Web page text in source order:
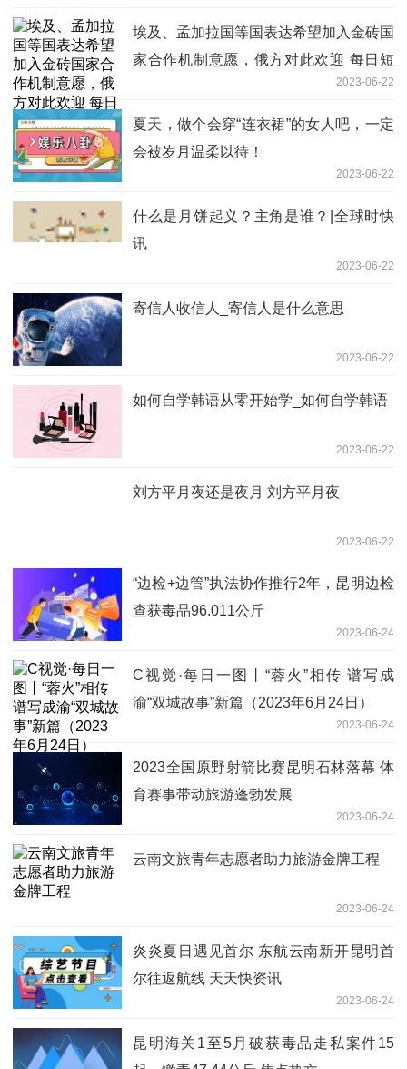
埃及、孟加拉国等国表达希望加入金砖国
家合作机制意愿，俄方对此欢迎 每日短
2023-06-22
夏天，做个会穿“连衣裙”的女人吧，一定
会被岁月温柔以待！
2023-06-22
什么是月饼起义？主角是谁？|全球时快
讯
2023-06-22
寄信人收信人_寄信人是什么意思
2023-06-22
如何自学韩语从零开始学_如何自学韩语
2023-06-22
刘方平月夜还是夜月 刘方平月夜
2023-06-22
“边检+边管”执法协作推行2年，昆明边检
查获毒品96.011公斤
2023-06-24
C视觉·每日一图丨“蓉火”相传 谱写成
渝“双城故事”新篇（2023年6月24日）
2023-06-24
2023全国原野射箭比赛昆明石林落幕 体
育赛事带动旅游蓬勃发展
2023-06-24
云南文旅青年志愿者助力旅游金牌工程
2023-06-24
炎炎夏日遇见首尔 东航云南新开昆明首
尔往返航线 天天快资讯
2023-06-24
昆明海关1至5月破获毒品走私案件15